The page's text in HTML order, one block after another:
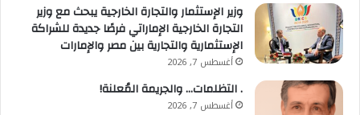
وزير الإستثمار والتجارة الخارجية يبحث مع وزير
التجارة الخارجية الإماراتي فرصًا جديدة للشراكة
الإستثمارية والتجارية بين مصر والإمارات
أغسطس 7, 2026
. التظلمات… والجريمة المُعلنة!
أغسطس 7, 2026